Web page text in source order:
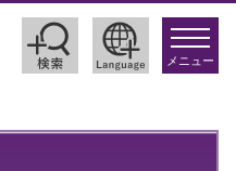
toggle
メニュー